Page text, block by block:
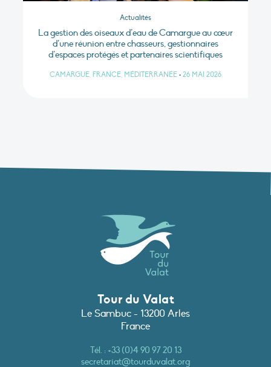
Actualités
La gestion des oiseaux d’eau de Camargue au cœur
d’une réunion entre chasseurs, gestionnaires
d’espaces protégés et partenaires scientifiques
CAMARGUE, FRANCE, MÉDITERRANÉE • 26 MAI 2026
Tour du Valat
Le Sambuc - 13200 Arles
France
Tél. :+33 (0)4 90 97 20 13
secretariat@tourduvalat.org